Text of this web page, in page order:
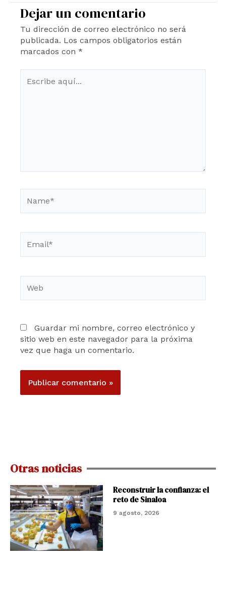
Dejar un comentario
Tu dirección de correo electrónico no será
publicada. Los campos obligatorios están
marcados con *
aquí...
Guardar mi nombre, correo electrónico y
sitio web en este navegador para la próxima
vez que haga un comentario.
Otras noticias
Reconstruir la confianza: el
reto de Sinaloa
9 agosto, 2026